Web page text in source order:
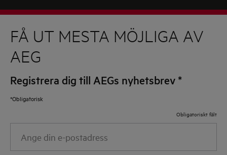
FÅ UT MESTA MÖJLIGA AV
AEG
Registrera dig till AEGs nyhetsbrev *
*Obligatorisk
Obligatoriskt fält
din